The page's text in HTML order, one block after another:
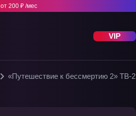
от 200 ₽ /мес
VIP
«Путешествие к бессмертию 2» ТВ-2